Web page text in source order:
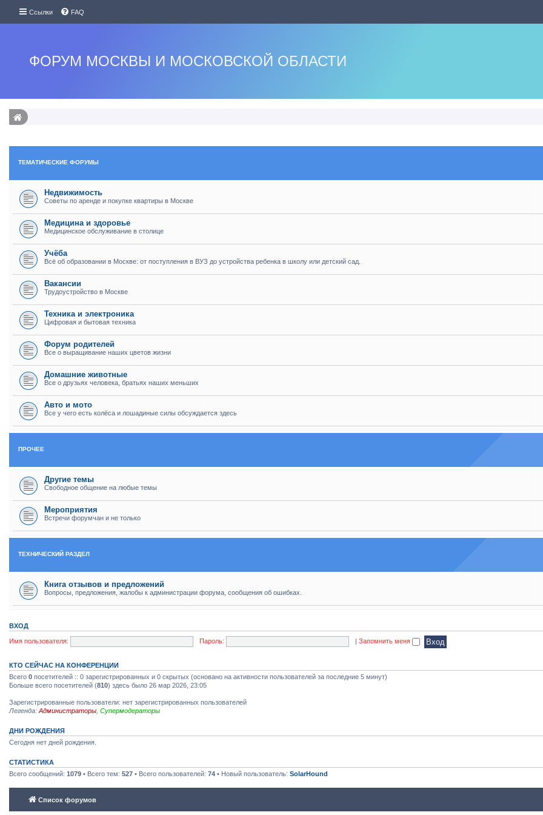
Ссылки FAQ
ФОРУМ МОСКВЫ И МОСКОВСКОЙ ОБЛАСТИ
ТЕМАТИЧЕСКИЕ ФОРУМЫ
Недвижимость
Советы по аренде и покупке квартиры в Москве
Медицина и здоровье
Медицинское обслуживание в столице
Учёба
Всё об образовании в Москве: от поступления в ВУЗ до устройства ребенка в школу или детский сад.
Вакансии
Трудоустройство в Москве
Техника и электроника
Цифровая и бытовая техника
Форум родителей
Все о выращивание наших цветов жизни
Домашние животные
Все о друзьях человека, братьях наших меньших
Авто и мото
Все у чего есть колёса и лошадиные силы обсуждается здесь
ПРОЧЕЕ
Другие темы
Свободное общение на любые темы
Мероприятия
Встречи форумчан и не только
ТЕХНИЧЕСКИЙ РАЗДЕЛ
Книга отзывов и предложений
Вопросы, предложения, жалобы к администрации форума, сообщения об ошибках.
ВХОД
Имя пользователя: Пароль: | Запомнить меня
КТО СЕЙЧАС НА КОНФЕРЕНЦИИ
Всего 0 посетителей :: 0 зарегистрированных и 0 скрытых (основано на активности пользователей за последние 5 минут)
Больше всего посетителей (810) здесь было 26 мар 2026, 23:05
Зарегистрированные пользователи: нет зарегистрированных пользователей
Легенда: Администраторы Супермодераторы
ДНИ РОЖДЕНИЯ
Сегодня нет дней рождения.
СТАТИСТИКА
Всего сообщений: 1079 • Всего тем: 527 • Всего пользователей: 74 • Новый пользователь: SolarHound
Список форумов